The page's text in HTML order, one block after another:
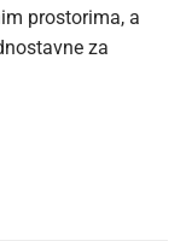
prostorima, a
za